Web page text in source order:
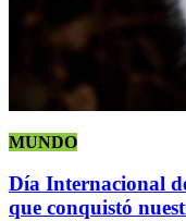
MUNDO
Día Internacional
que conquistó